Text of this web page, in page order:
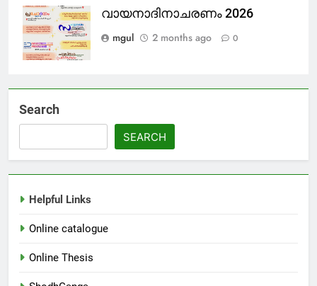
വായനാദിനാചരണം 2026
mgul
2 months ago 0
Search
SEARCH
Helpful Links
Online catalogue
Online Thesis